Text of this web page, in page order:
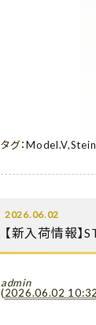
タグ：Model.V,
2026.06.02
【新入荷情報】
admin
(2026.06.02 10:32